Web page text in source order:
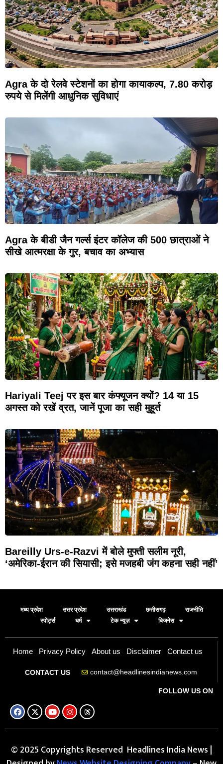
Agra के दो रेलवे स्टेशनों का होगा कायाकल्प, 7.80 करोड़
रुपये से मिलेंगी आधुनिक सुविधाएं
Agra के बीडी जैन गर्ल्स इंटर कॉलेज की 500 छात्राओं ने
सीखे आत्मरक्षा के गुर, बचाव का अभ्यास
Hariyali Teej पर इस बार कंफ्यूजन क्यों? 14 या 15
अगस्त को रखें व्रत, जानें पूजा का सही मुहूर्त
Bareilly Urs-e-Razvi में बोले मुफ्ती सलीम नूरी,
‘अमेरिका-ईरान की सियासी; इसे मजहबी जंग कहना सही नहीं’
मध्य प्रदेश उत्तर प्रदेश उत्तराखंड छत्तीसगढ़
राजनीति
स्पोर्ट्स
धर्म टेक न्यूज़ बिजनेस
Home Privacy Policy About us Disclaimer Contact us
CONTACT US contact@headlinesindianews.com
FOLLOW US ON
© 2025 Copyrights Reserved Headlines India News |